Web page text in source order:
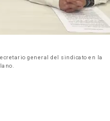
general del sindicato en la